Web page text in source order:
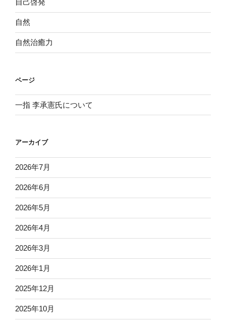
自己啓発
自然
自然治癒力
ページ
一指 李承憲氏について
アーカイブ
2026年7月
2026年6月
2026年5月
2026年4月
2026年3月
2026年1月
2025年12月
2025年10月